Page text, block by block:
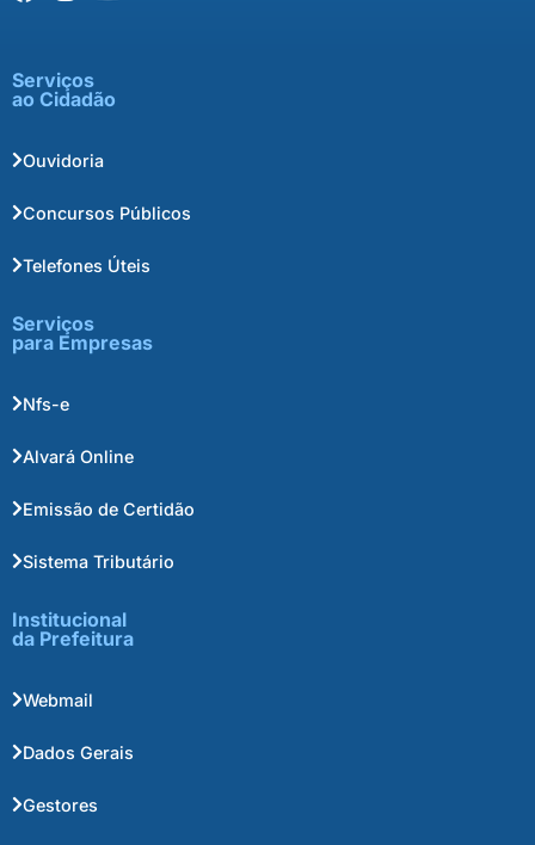
Serviços
ao Cidadão
Ouvidoria
Concursos Públicos
Telefones Úteis
Serviços
para Empresas
Nfs-e
Alvará Online
Emissão de Certidão
Sistema Tributário
Institucional
da Prefeitura
Webmail
Dados Gerais
Gestores